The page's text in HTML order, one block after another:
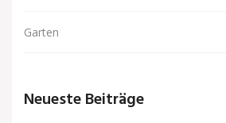
Garten
Neueste Beiträge